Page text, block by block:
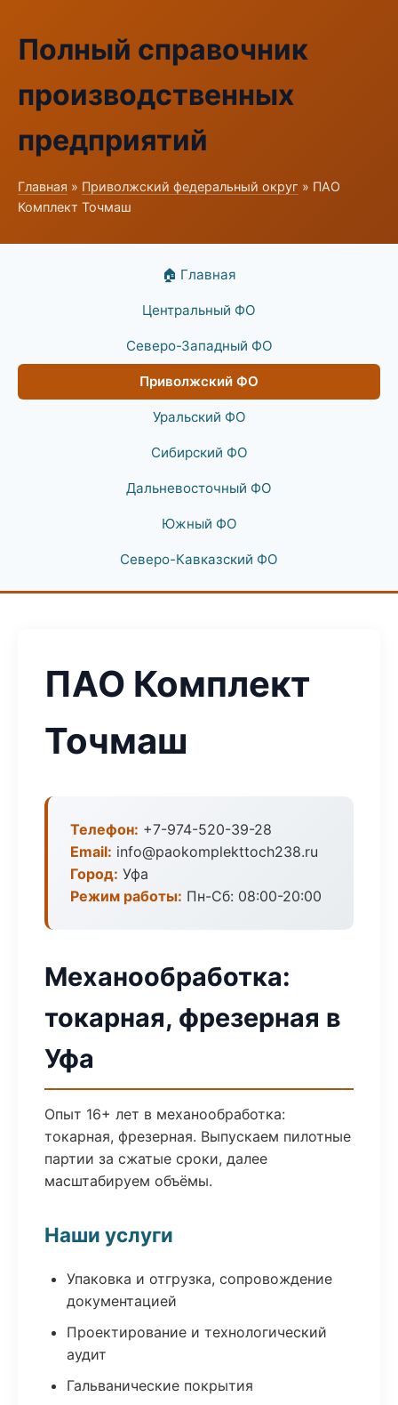
Полный справочник
производственных
предприятий
Главная » Приволжский федеральный округ » ПАО
Комплект Точмаш
🏠 Главная
Центральный ФО
Северо-Западный ФО
Приволжский ФО
Уральский ФО
Сибирский ФО
Дальневосточный ФО
Южный ФО
Северо-Кавказский ФО
ПАО Комплект
Точмаш
Телефон: +7-974-520-39-28
Email: info@paokomplekttoch238.ru
Город: Уфа
Режим работы: Пн-Сб: 08:00-20:00
Механообработка:
токарная, фрезерная в
Уфа
Опыт 16+ лет в механообработка:
токарная, фрезерная. Выпускаем пилотные
партии за сжатые сроки, далее
масштабируем объёмы.
Наши услуги
Упаковка и отгрузка, сопровождение
документацией
Проектирование и технологический
аудит
Гальванические покрытия